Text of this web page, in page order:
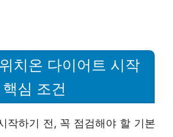
치온 다이어트 시작
심 조건
작하기 전, 꼭 점검해야 할 기본